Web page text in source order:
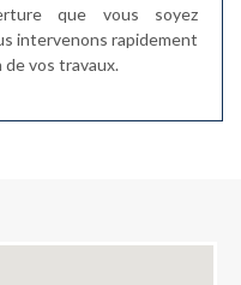
que vous soyez
intervenons rapidement
vos travaux.